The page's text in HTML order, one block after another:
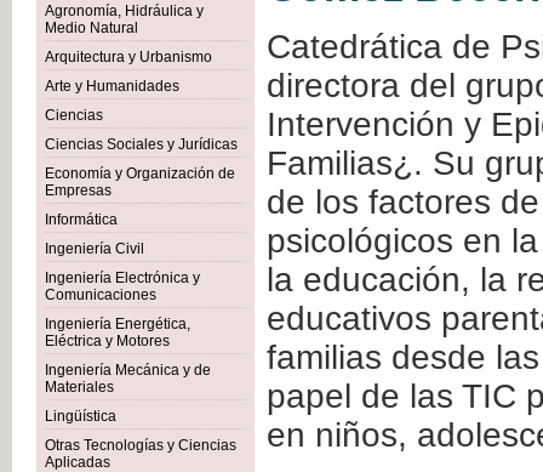
Agronomía, Hidráulica y
Medio Natural
Arquitectura y Urbanismo
Arte y Humanidades
Ciencias
Ciencias Sociales y Jurídicas
Economía y Organización de
Empresas
Informática
Ingeniería Civil
Ingeniería Electrónica y
Comunicaciones
Ingeniería Energética,
Eléctrica y Motores
Ingeniería Mecánica y de
Materiales
Lingüística
Otras Tecnologías y Ciencias
Aplicadas
Catedrática de
directora del
Intervención y
Familias¿. Su
de los factores
psicológicos en
la educación, la
educativos
familias desde
papel de las TIC
en niños,